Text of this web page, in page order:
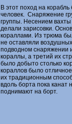
В этот поход на
человек. Снаряжение
группы. Несением
делали зарисовки.
кораллами. Из трюма
не оставляли
подводном снаряжении
кораллы, а третий их
было добыто столько
кораллов было
их традиционным
вдоль борта пока канат
поднимают на борт.